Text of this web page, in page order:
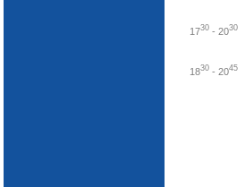
1730 - 2030
1830 - 2045